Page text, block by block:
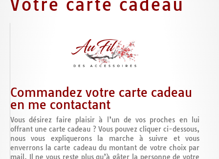
Votre carte cadeau
Commandez votre carte cadeau
en me contactant
Vous désirez faire plaisir à l’un de vos proches en lui
offrant une carte cadeau ? Vous pouvez cliquer ci-dessous,
nous vous expliquerons la marche à suivre et vous
enverrons la carte cadeau du montant de votre choix par
mail. Il ne vous reste plus qu’à gâter la personne de votre